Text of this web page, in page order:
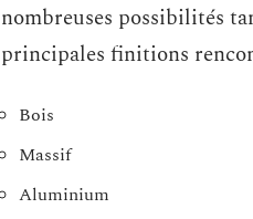
nombreuses possibilités
principales finitions
Bois
Massif
Aluminium